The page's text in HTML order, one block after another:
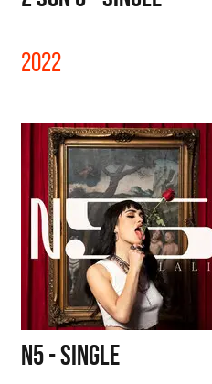
2022
N5 - SINGLE